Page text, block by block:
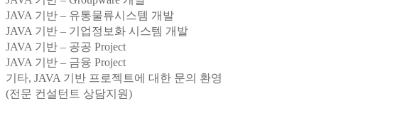
JAVA 기반 – 유통물류시스템 개발
JAVA 기반 – 기업정보화 시스템 개발
JAVA 기반 – 공공 Project
JAVA 기반 – 금융 Project
기타, JAVA 기반 프로젝트에 대한 문의 환영
(전문 컨설턴트 상담지원)